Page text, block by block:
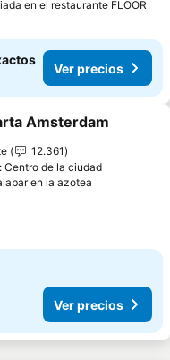
en el restaurante FLOOR
Ver precios
a favoritos
Amsterdam
12.361
Centro de la ciudad
en la azotea
Ver precios